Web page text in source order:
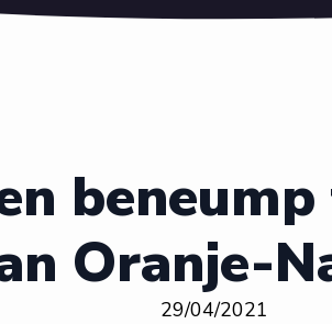
Oranje-
29/04/2021